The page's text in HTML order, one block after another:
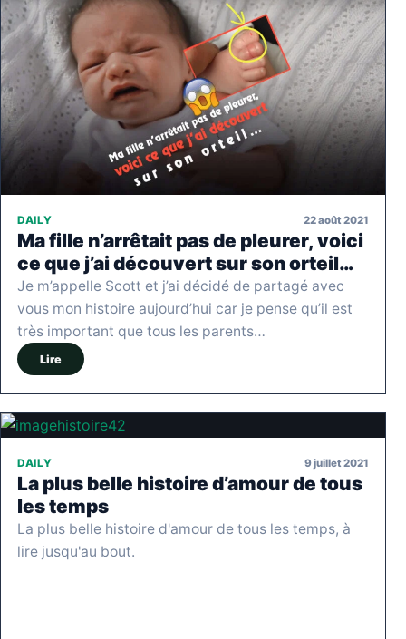
DAILY 22 août 2021
Ma fille n’arrêtait pas de pleurer, voici
ce que j’ai découvert sur son orteil…
Je m’appelle Scott et j’ai décidé de partagé avec
vous mon histoire aujourd’hui car je pense qu’il est
très important que tous les parents…
Lire
DAILY 9 juillet 2021
La plus belle histoire d’amour de tous
les temps
La plus belle histoire d'amour de tous les temps, à
lire jusqu'au bout.